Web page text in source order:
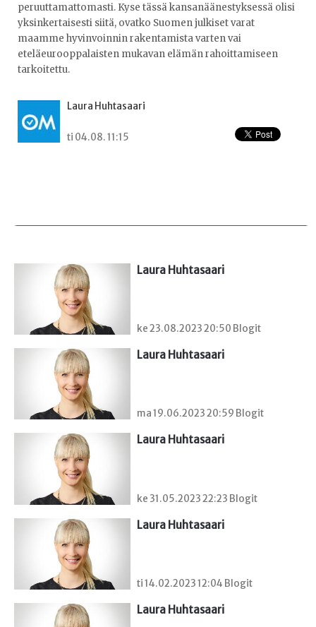
peruuttamattomasti. Kyse tässä kansanäänestyksessä olisi
yksinkertaisesti siitä, ovatko Suomen julkiset varat
maamme hyvinvoinnin rakentamista varten vai
eteläeurooppalaisten mukavan elämän rahoittamiseen
tarkoitettu.
Laura Huhtasaari
ti 04.08. 11:15
Laura Huhtasaari
ke 23.08.2023 20:50 Blogit
Laura Huhtasaari
ma 19.06.2023 20:59 Blogit
Laura Huhtasaari
ke 31.05.2023 22:23 Blogit
Laura Huhtasaari
ti 14.02.2023 12:04 Blogit
Laura Huhtasaari